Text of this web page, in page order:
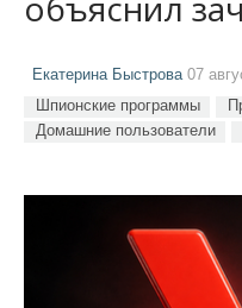
Екатерина Быстрова 07
Шпионские программы
Домашние пользователи